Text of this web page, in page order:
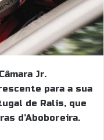
Jr.
para a sua
de Ralis, que
d’Aboboreira.